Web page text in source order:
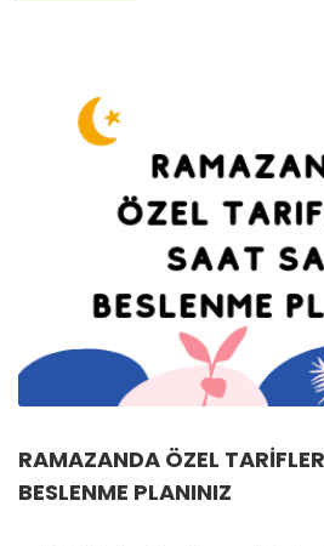
RAMAZANDA ÖZEL
BESLENME PLANINIZ